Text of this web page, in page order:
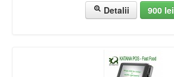
Detalii 900 lei